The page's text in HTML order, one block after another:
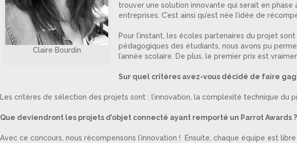
Claire Bourdin
trouver une solution innovante qui serait en
entreprises. C’est ainsi qu’est née l’idée de
Pour l’instant, les écoles partenaires du projet sont
pédagogiques des étudiants, nous avons pu
l’année scolaire. De plus, le premier prix est
Sur quel critères avez-vous décidé de faire
Les critères de sélection des projets sont : l’innovation, la complexité technique
Que deviendront les projets d’objet connecté ayant remporté un Parrot Awards ?
Avec ce concours, nous récompensons l’innovation ! Ensuite, chaque équipe est